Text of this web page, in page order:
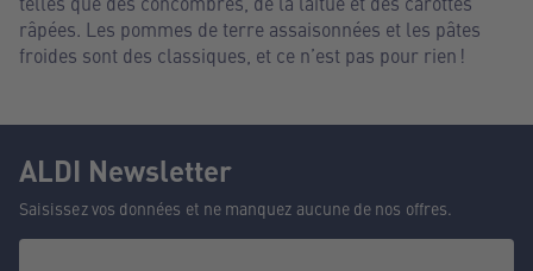
râpées. Les pommes de terre assaisonnées et les pâtes
froides sont des classiques, et ce n’est pas pour rien !
ALDI Newsletter
Saisissez vos données et ne manquez aucune de nos offres.